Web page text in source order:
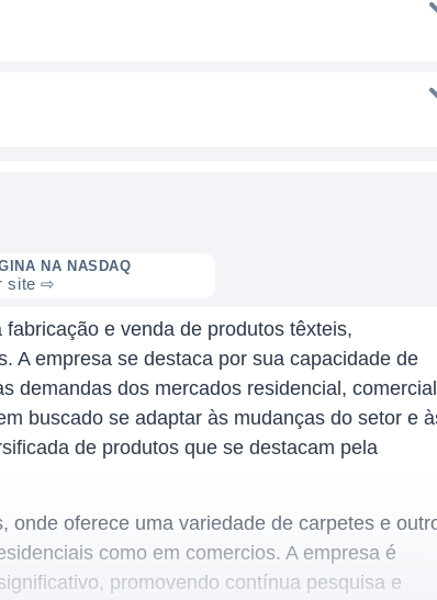
NA NASDAQ
site ⇨
e venda de produtos têxteis,
A empresa se destaca por sua capacidade de
demandas dos mercados residencial,
buscado se adaptar às mudanças do setor e
de produtos que se destacam pela
onde oferece uma variedade de carpetes e
como em comercios. A empresa é
promovendo contínua pesquisa e